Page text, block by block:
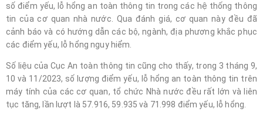
số điểm yếu, lỗ hổng an toàn thông tin trong các hệ thống thông
tin của cơ quan nhà nước. Qua đánh giá, cơ quan này đều đã
cảnh báo và có hướng dẫn các bộ, ngành, địa phương khắc phục
các điểm yếu, lỗ hổng nguy hiểm.
Số liệu của Cục An toàn thông tin cũng cho thấy, trong 3 tháng 9,
10 và 11/2023, số lượng điểm yếu, lỗ hổng an toàn thông tin trên
máy tính của các cơ quan, tổ chức Nhà nước đều rất lớn và liên
tục tăng, lần lượt là 57.916, 59.935 và 71.998 điểm yếu, lỗ hổng.